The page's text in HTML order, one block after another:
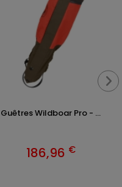
Guêtres Wildboar Pro - ...
186,96 €